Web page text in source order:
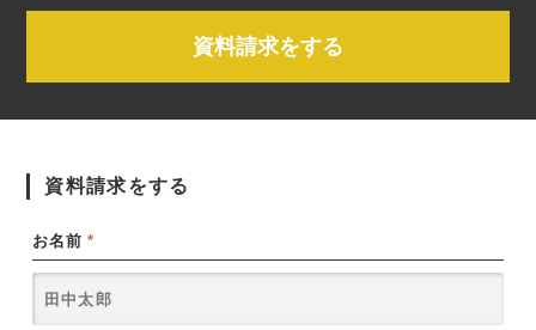
資料請求をする
資料請求をする
お名前 *